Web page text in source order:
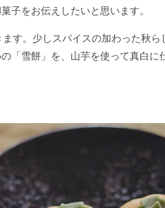
子をお伝えしたいと思います。
す。少しスパイスの加わった秋
「雪餅」を、山芋を使って真白に